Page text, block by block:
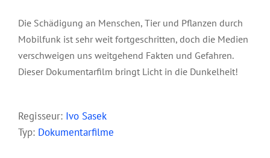
Die Schädigung an Menschen, Tier und Pflanzen durch
Mobilfunk ist sehr weit fortgeschritten, doch die Medien
verschweigen uns weitgehend Fakten und Gefahren.
Dieser Dokumentarfilm bringt Licht in die Dunkelheit!
Regisseur: Ivo Sasek
Typ: Dokumentarfilme